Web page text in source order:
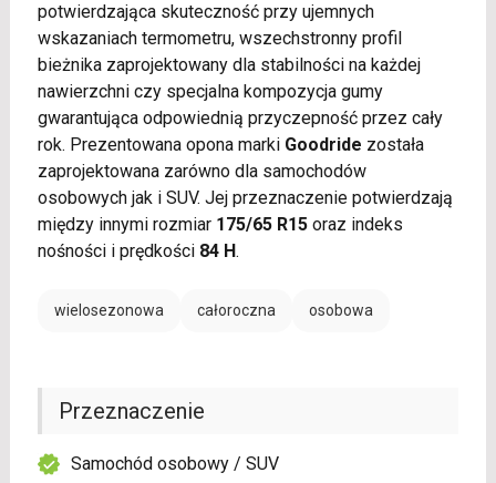
potwierdzająca skuteczność przy ujemnych
wskazaniach termometru, wszechstronny profil
bieżnika zaprojektowany dla stabilności na każdej
nawierzchni czy specjalna kompozycja gumy
gwarantująca odpowiednią przyczepność przez cały
rok. Prezentowana opona marki Goodride została
zaprojektowana zarówno dla samochodów
osobowych jak i SUV. Jej przeznaczenie potwierdzają
między innymi rozmiar 175/65 R15oraz indeks
nośności i prędkości 84 H.
wielosezonowa całoroczna osobowa
Przeznaczenie
Samochód osobowy / SUV